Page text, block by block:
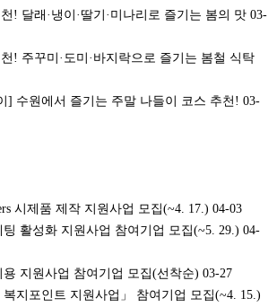
! 달래·냉이·딸기·미나리로 즐기는 봄의 맛 03-
! 주꾸미·도미·바지락으로 즐기는 봄철 식탁
] 수원에서 즐기는 주말 나들이 코스 추천! 03-
시제품 제작 지원사업 모집(~4. 17.) 04-03
팅 활성화 지원사업 참여기업 모집(~5. 29.) 04-
지원사업 참여기업 모집(선착순) 03-27
복지포인트 지원사업」 참여기업 모집(~4. 15.)